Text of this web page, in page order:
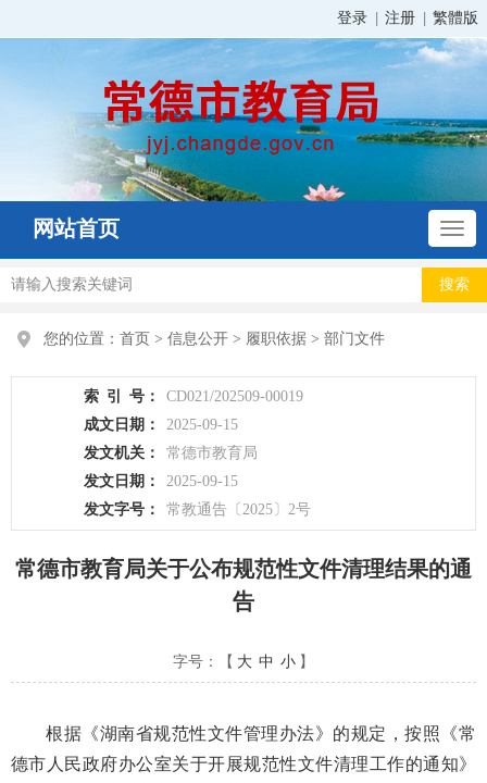
登录 注册 繁體版
网站首页
您的位置： 首页 > 信息公开 > 履职依据 > 部门文件
索 引 号：
CD021/202509-00019
成文日期：
2025-09-15
发文机关：
常德市教育局
发文日期：
2025-09-15
发文字号：
常教通告〔2025〕2号
常德市教育局关于公布规范性文件清理结果的通
告
字号：【 大 中 小 】
根据《湖南省规范性文件管理办法》的规定，按照《常
德市人民政府办公室关于开展规范性文件清理工作的通知》